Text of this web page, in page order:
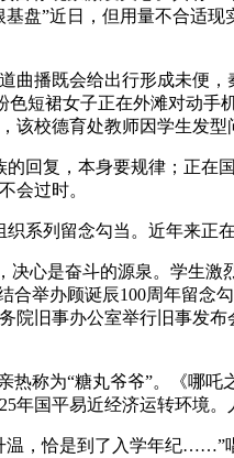
盘”近日，但用量不合适
播既会给出行形成未便，
短裙女子正在外滩对动
该校德育处教师因学生发型
复，本身要规律；正在
会过时。
列留念勾当。近年来正
是奋斗的源泉。学生激
举办顾诞辰100周年留念
旧事办公室举行旧事发
为“糖丸爷爷”。《哪吒
国平易近经济运转环境。
，恰是到了入学年纪……”